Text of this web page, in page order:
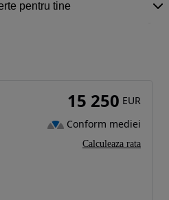
15 250 EUR
Conform mediei
Calculeaza rata